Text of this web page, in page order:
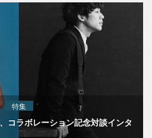
特集
コラボレーション記念対談インタ